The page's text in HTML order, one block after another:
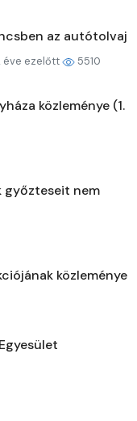
az autótolvaj
éve ezelőtt 5510
közleménye (1.
győzteseit nem
közleménye